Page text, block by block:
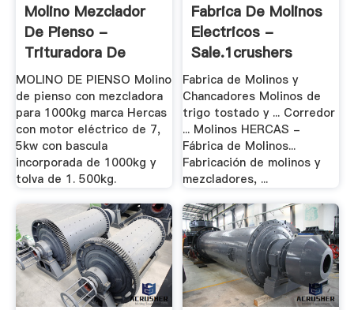
Molino Mezclador
De Pienso -
Trituradora De
Cono
MOLINO DE PIENSO Molino
de pienso con mezcladora
para 1000kg marca Hercas
con motor eléctrico de 7,
5kw con bascula
incorporada de 1000kg y
tolva de 1. 500kg.
Fabrica De Molinos
Electricos -
Sale.1crushers
Fabrica de Molinos y
Chancadores Molinos de
trigo tostado y ... Corredor
... Molinos HERCAS -
Fábrica de Molinos...
Fabricación de molinos y
mezcladores, ...